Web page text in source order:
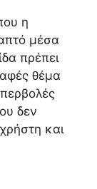
η
μέσα
πρέπει
θέμα
δεν
και